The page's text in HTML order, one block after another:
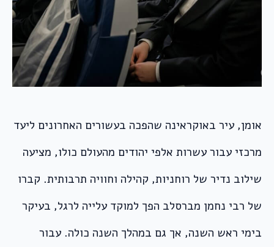
אומן, עיר באוקראינה שהפכה בעשורים האחרונים ליעד
מרכזי עבור עשרות אלפי יהודים מהעולם כולו, מציעה
שילוב נדיר של רוחניות, קהילה וחוויה תרבותית. קברו
של רבי נחמן מברסלב הפך למוקד עלייה לרגל, בעיקר
בימי ראש השנה, אך גם במהלך השנה כולה. עבור